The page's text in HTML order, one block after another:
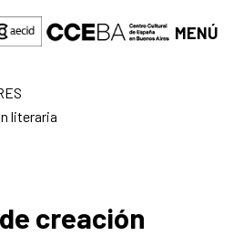
MENÚ
literaria
creación